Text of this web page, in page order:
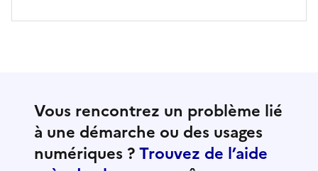
Vous rencontrez un problème lié
à une démarche ou des usages
numériques ?Trouvez de l’aide